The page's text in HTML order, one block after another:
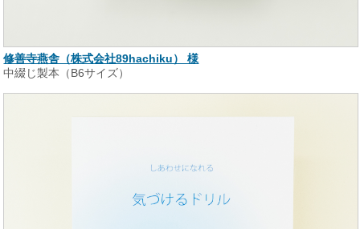
修善寺燕舎（株式会社89hachiku） 様
中綴じ製本（B6サイズ）